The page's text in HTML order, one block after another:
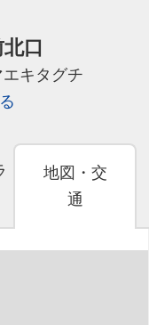
口
キタグチ
地図・交
通